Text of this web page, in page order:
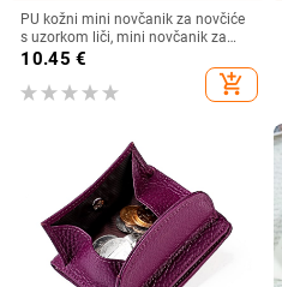
PU kožni mini novčanik za novčiće
s uzorkom liči, mini novčanik za
kartice, podstava od poliestera,
svakodnevna primjena, jesen 2024
10.45 €
add_shopping_cart